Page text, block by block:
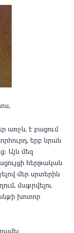
առջև է բացում
երբ նրան
Այն մեզ
հերթական
մեր սրտերին
մաքրվելու
խոտոր